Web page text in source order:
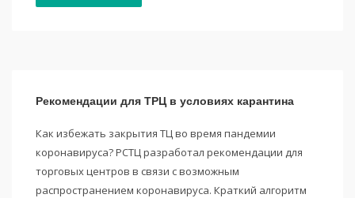
Рекомендации для ТРЦ в условиях карантина
Как избежать закрытия ТЦ во время пандемии
коронавируса? РСТЦ разработал рекомендации для
торговых центров в связи с возможным
распространением коронавируса. Краткий алгоритм